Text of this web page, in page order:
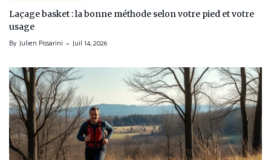
Laçage basket : la bonne méthode selon votre pied et votre
usage
By Julien Pissarini Juil 14, 2026